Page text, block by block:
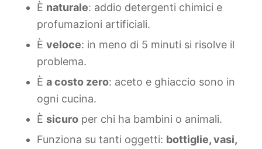
È naturale: addio detergenti chimici e
profumazioni artificiali.
È veloce: in meno di 5 minuti si risolve il
problema.
È a costo zero: aceto e ghiaccio sono in
ogni cucina.
È sicuro per chi ha bambini o animali.
Funziona su tanti oggetti: bottiglie, vasi,